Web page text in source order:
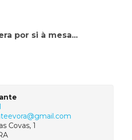
por si à mesa...
Covas, 1